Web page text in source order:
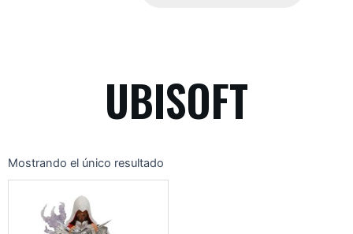
UBISOFT
Mostrando el único resultado